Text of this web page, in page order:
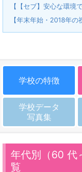
【【セブ】安心な環境
【年末年始・2018年の
学校の特徴
学校データ
写真集
年代別（60 代
覧